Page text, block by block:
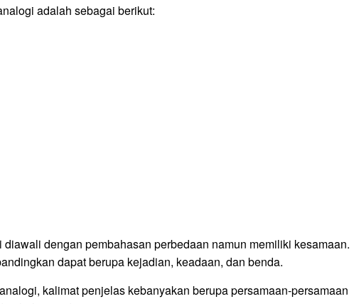
adalah sebagai berikut:
diawali dengan pembahasan perbedaan namun memiliki kesamaan.
dapat berupa kejadian, keadaan, dan benda.
kalimat penjelas kebanyakan berupa persamaan-persamaan